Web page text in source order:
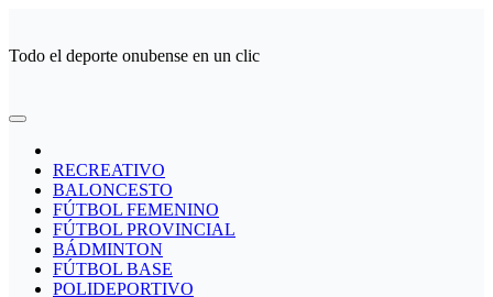
contenido
Todo el deporte onubense en un clic
RECREATIVO
BALONCESTO
FÚTBOL FEMENINO
FÚTBOL PROVINCIAL
BÁDMINTON
FÚTBOL BASE
POLIDEPORTIVO